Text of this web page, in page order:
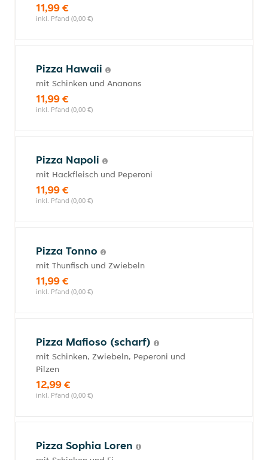
11,99 €
inkl. Pfand (0,00 €)
Pizza Hawaii
mit Schinken und Ananans
11,99 €
inkl. Pfand (0,00 €)
Pizza Napoli
mit Hackfleisch und Peperoni
11,99 €
inkl. Pfand (0,00 €)
Pizza Tonno
mit Thunfisch und Zwiebeln
11,99 €
inkl. Pfand (0,00 €)
Pizza Mafioso (scharf)
mit Schinken, Zwiebeln, Peperoni und
Pilzen
12,99 €
inkl. Pfand (0,00 €)
Pizza Sophia Loren